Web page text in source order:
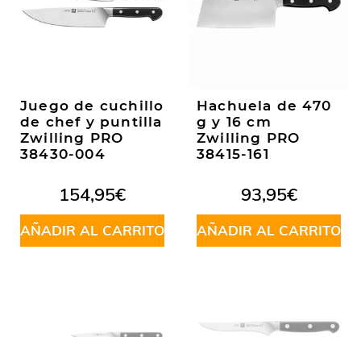
Juego de cuchillo
de chef y puntilla
Zwilling PRO
38430-004
154,95€
AÑADIR AL CARRITO
Hachuela de 470
g y 16 cm
Zwilling PRO
38415-161
93,95€
AÑADIR AL CARRITO